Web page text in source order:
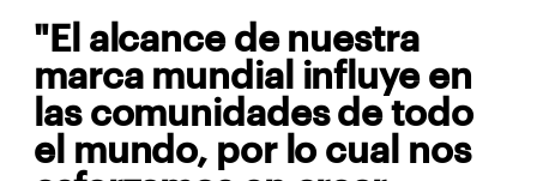
"El alcance de nuestra
marca mundial influye en
las comunidades de todo
el mundo, por lo cual nos